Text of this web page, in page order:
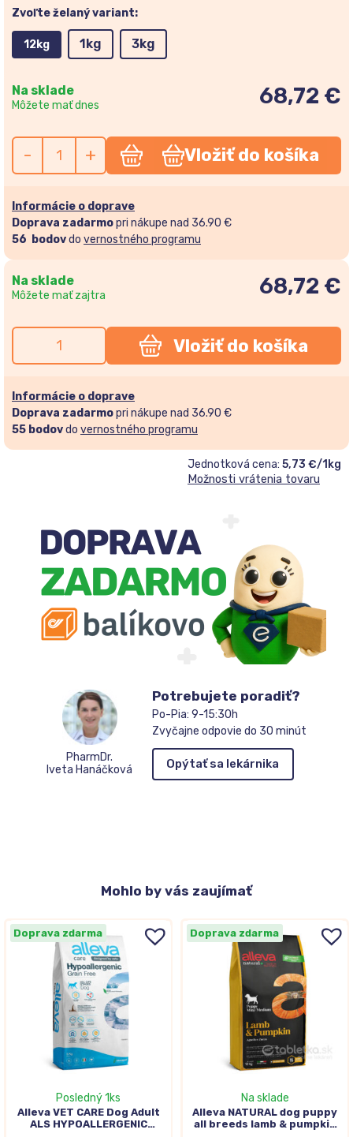
Zvoľte želaný variant:
12kg 1kg 3kg
Na sklade
Môžete mať dnes 68,72 €
- + Vložiť do košíka
Informácie o doprave
Doprava zadarmopri nákupe nad 36.90 €
56 bodovdo vernostného programu
Na sklade
Môžete mať zajtra 68,72 €
Vložiť do košíka
Informácie o doprave
Doprava zadarmopri nákupe nad 36.90 €
55 bodovdo vernostného programu
Jednotková cena: 5,73 €/1kg
Možnosti vrátenia tovaru
PharmDr.
Iveta Hanáčková
Potrebujete poradiť?
Po-Pia: 9-15:30h
Zvyčajne odpovie do 30 minút
Opýtať sa lekárnika
Mohlo by vás zaujímať
Doprava zdarma
Posledný 1ks
Alleva VET CARE Dog Adult
ALS HYPOALLERGENIC
Doprava zdarma
Na sklade
Alleva NATURAL dog puppy
all breeds lamb & pumpkin